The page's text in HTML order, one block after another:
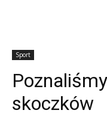
Sport
skoczków